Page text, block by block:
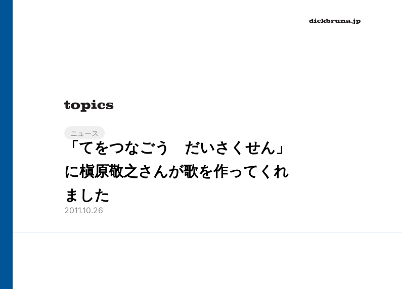
ニュース
「てをつなごう だいさくせん」
に槇原敬之さんが歌を作ってくれ
ました
2011.10.26